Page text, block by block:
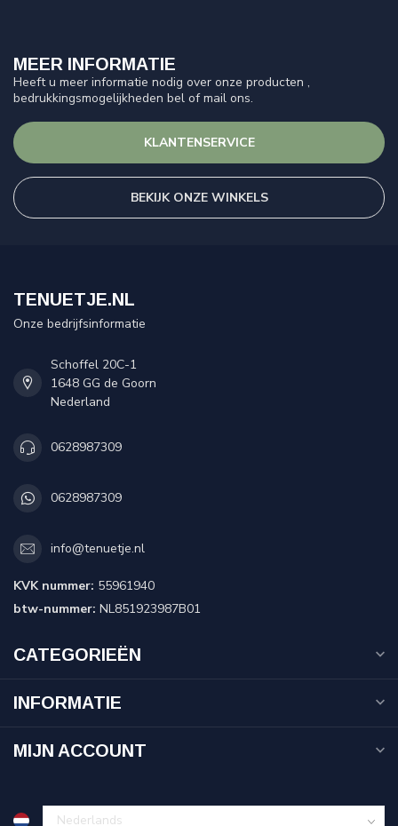
MEER INFORMATIE
Heeft u meer informatie nodig over onze producten ,
bedrukkingsmogelijkheden bel of mail ons.
KLANTENSERVICE
BEKIJK ONZE WINKELS
TENUETJE.NL
Onze bedrijfsinformatie
Schoffel 20C-1
1648 GG de Goorn
Nederland
0628987309
0628987309
info@tenuetje.nl
KVK nummer: 55961940
btw-nummer: NL851923987B01
CATEGORIEËN
INFORMATIE
MIJN ACCOUNT